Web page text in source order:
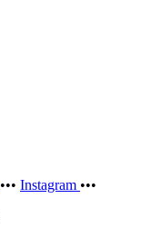
••• Instagram •••